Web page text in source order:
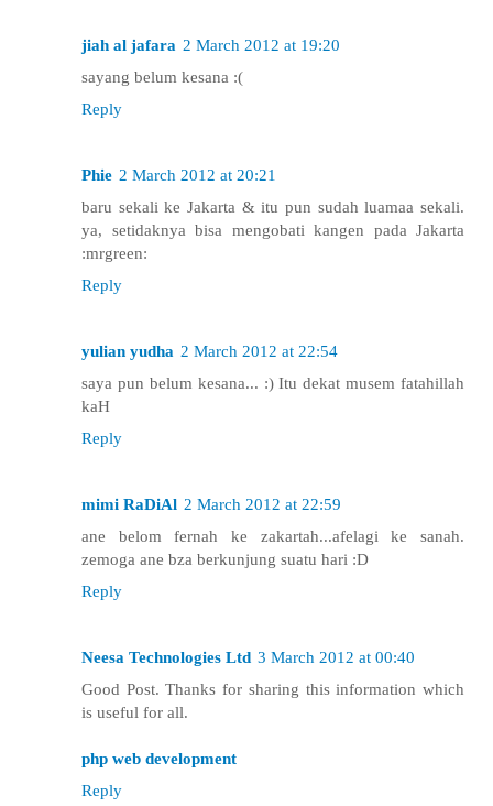
jiah al jafara 2 March 2012 at 19:20
sayang belum kesana :(
Reply
Phie 2 March 2012 at 20:21
baru sekali ke Jakarta & itu pun sudah luamaa sekali.
ya, setidaknya bisa mengobati kangen pada Jakarta
:mrgreen:
Reply
yulian yudha 2 March 2012 at 22:54
saya pun belum kesana... :) Itu dekat musem fatahillah
kaH
Reply
mimi RaDiAl 2 March 2012 at 22:59
ane belom fernah ke zakartah...afelagi ke sanah.
zemoga ane bza berkunjung suatu hari :D
Reply
Neesa Technologies Ltd 3 March 2012 at 00:40
Good Post. Thanks for sharing this information which
is useful for all.
php web development
Reply